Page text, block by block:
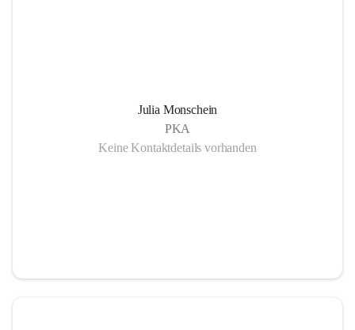
Julia Monschein
PKA
Keine Kontaktdetails vorhanden